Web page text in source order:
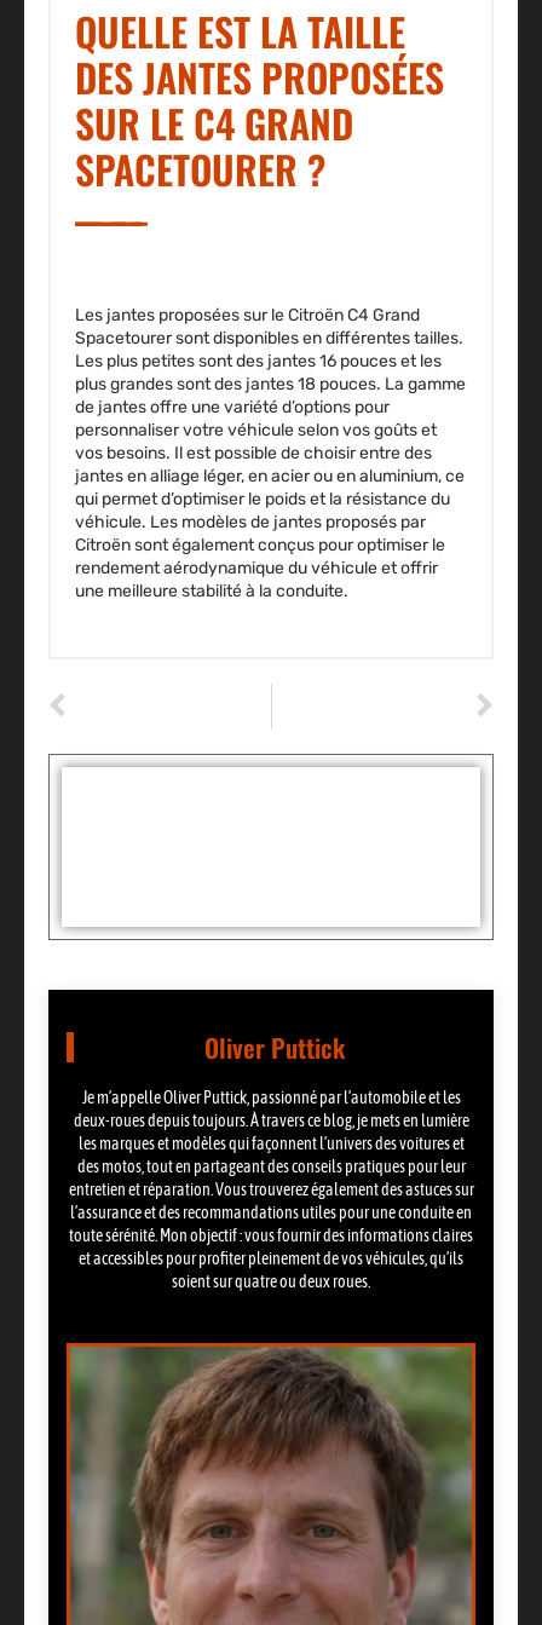
QUELLE EST LA TAILLE
DES JANTES PROPOSÉES
SUR LE C4 GRAND
SPACETOURER ?
Les jantes proposées sur le Citroën C4 Grand
Spacetourer sont disponibles en différentes tailles.
Les plus petites sont des jantes 16 pouces et les
plus grandes sont des jantes 18 pouces. La gamme
de jantes offre une variété d’options pour
personnaliser votre véhicule selon vos goûts et
vos besoins. Il est possible de choisir entre des
jantes en alliage léger, en acier ou en aluminium, ce
qui permet d’optimiser le poids et la résistance du
véhicule. Les modèles de jantes proposés par
Citroën sont également conçus pour optimiser le
rendement aérodynamique du véhicule et offrir
une meilleure stabilité à la conduite.
Oliver Puttick
Je m’appelle Oliver Puttick, passionné par l’automobile et les
deux-roues depuis toujours. À travers ce blog, je mets en lumière
les marques et modèles qui façonnent l’univers des voitures et
des motos, tout en partageant des conseils pratiques pour leur
entretien et réparation. Vous trouverez également des astuces sur
l’assurance et des recommandations utiles pour une conduite en
toute sérénité. Mon objectif : vous fournir des informations claires
et accessibles pour profiter pleinement de vos véhicules, qu’ils
soient sur quatre ou deux roues.